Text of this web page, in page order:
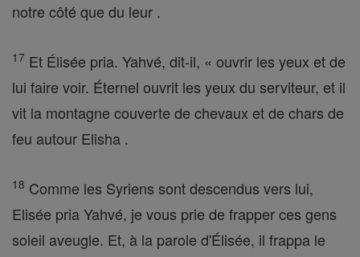
notre côté que du leur .
17 Et Élisée pria. Yahvé, dit-il, « ouvrir les yeux et de
lui faire voir. Éternel ouvrit les yeux du serviteur, et il
vit la montagne couverte de chevaux et de chars de
feu autour Elisha .
18 Comme les Syriens sont descendus vers lui,
Elisée pria Yahvé, je vous prie de frapper ces gens
soleil aveugle. Et, à la parole d'Élisée, il frappa le